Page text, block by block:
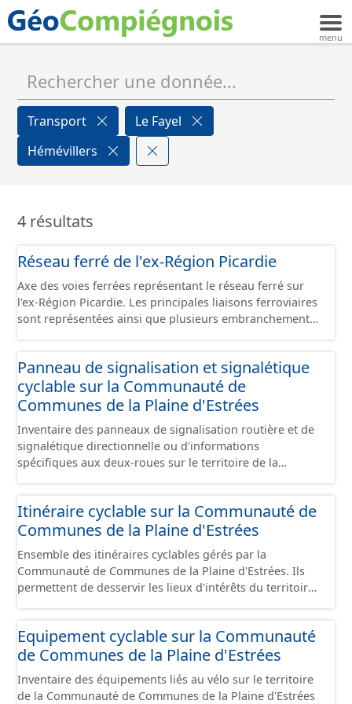
Transport
Le Fayel
Hémévillers
4 résultats
Réseau ferré de l'ex-Région Picardie
Axe des voies ferrées représentant le réseau ferré sur
l'ex-Région Picardie. Les principales liaisons ferroviaires
sont représentées ainsi que plusieurs embranchements
sont désaffectées mais sont toujours physiquement
présentes sur le terrain.
Panneau de signalisation et signalétique
cyclable sur la Communauté de
Communes de la Plaine d'Estrées
Inventaire des panneaux de signalisation routière et de
signalétique directionnelle ou d'informations
spécifiques aux deux-roues sur le territoire de la
en cours de réalisation. Cet inventaire est en cours, la
donnée n'est donc pas exhaustive.
Itinéraire cyclable sur la Communauté de
Communes de la Plaine d'Estrées
Ensemble des itinéraires cyclables gérés par la
Communauté de Communes de la Plaine d'Estrées. Ils
permettent de desservir les lieux d'intérêts du territoire
de bonnes conditions. Ils peuvent emprunter tout type
de voies sécurisées : voie verte, piste cyclable, voie à
couloir partagé avec les bus, aire piétonne, bandes
Equipement cyclable sur la Communauté
de Communes de la Plaine d'Estrées
Inventaire des équipements liés au vélo sur le territoire
de la Communauté de Communes de la Plaine d'Estrées